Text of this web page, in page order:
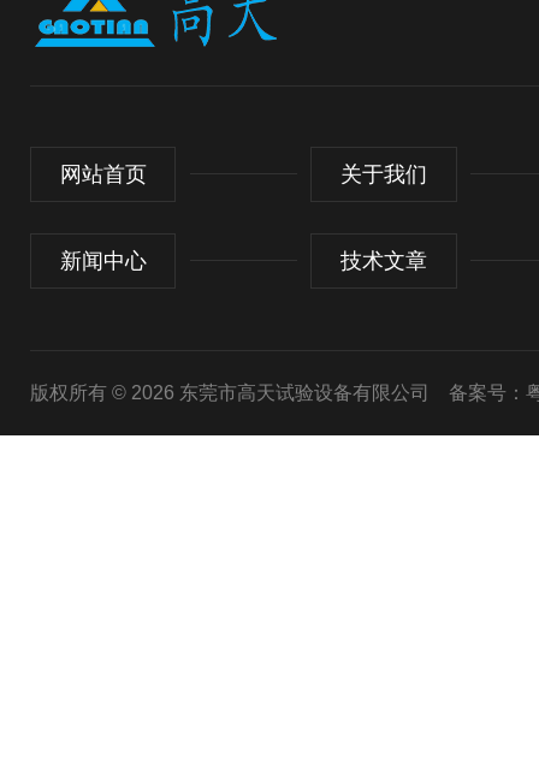
网站首页 关于我们
新闻中心 技术文章
版权所有 © 2026 东莞市高天试验设备有限公司 备案号：